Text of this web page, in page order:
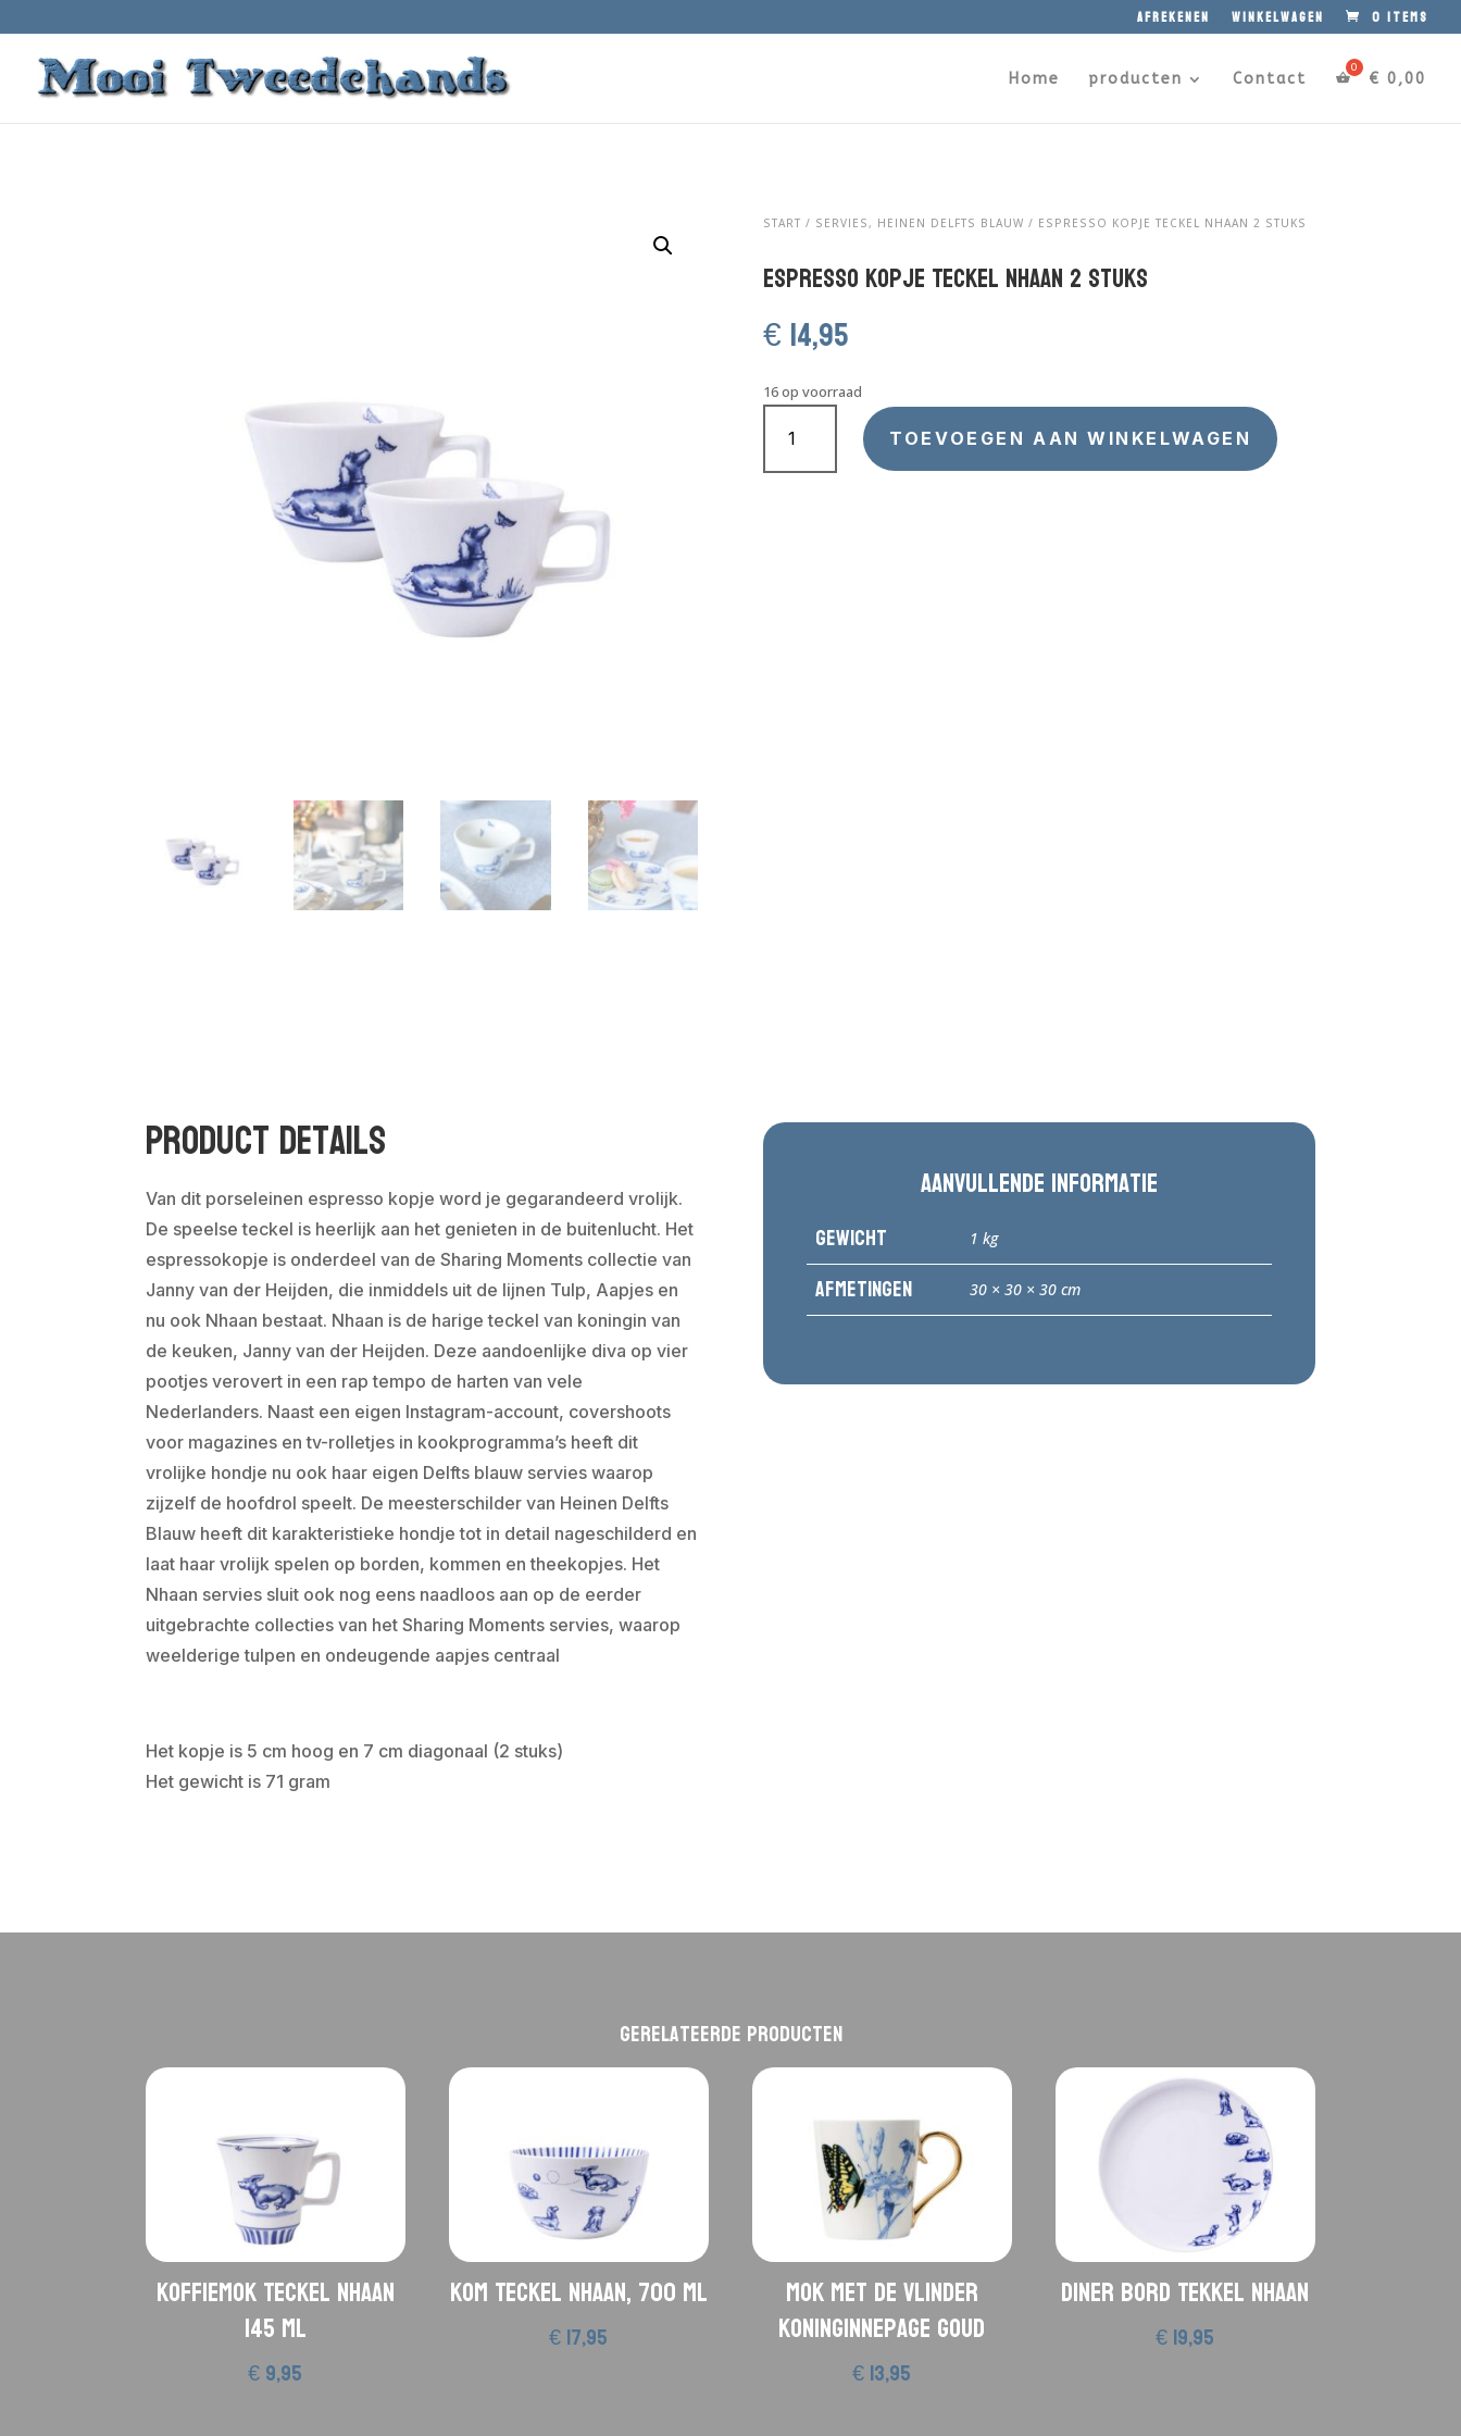
afrekenen winkelwagen 0 items
Home producten Contact € 0,00
START / SERVIES, HEINEN DELFTS BLAUW / ESPRESSO KOPJE TECKEL NHAAN 2 STUKS
Espresso kopje Teckel Nhaan 2 stuks
€14,95
16 op voorraad
Espresso
kopje
Teckel
TOEVOEGEN AAN WINKELWAGEN
Product Details
Van dit porseleinen espresso kopje word je gegarandeerd vrolijk.
De speelse teckel is heerlijk aan het genieten in de buitenlucht. Het
espressokopje is onderdeel van de Sharing Moments collectie van
Janny van der Heijden, die inmiddels uit de lijnen Tulp, Aapjes en
nu ook Nhaan bestaat. Nhaan is de harige teckel van koningin van
de keuken, Janny van der Heijden. Deze aandoenlijke diva op vier
pootjes verovert in een rap tempo de harten van vele
Nederlanders. Naast een eigen Instagram-account, covershoots
voor magazines en tv-rolletjes in kookprogramma’s heeft dit
vrolijke hondje nu ook haar eigen Delfts blauw servies waarop
zijzelf de hoofdrol speelt. De meesterschilder van Heinen Delfts
Blauw heeft dit karakteristieke hondje tot in detail nageschilderd en
laat haar vrolijk spelen op borden, kommen en theekopjes. Het
Nhaan servies sluit ook nog eens naadloos aan op de eerder
uitgebrachte collecties van het Sharing Moments servies, waarop
weelderige tulpen en ondeugende aapjes centraal
Het kopje is 5 cm hoog en 7 cm diagonaal (2 stuks)
Het gewicht is 71 gram
Aanvullende informatie
Gewicht 1 kg
Afmetingen 30 × 30 × 30 cm
Gerelateerde producten
Koffiemok Teckel Nhaan
145 ML
€9,95
Kom Teckel Nhaan, 700 ML
€17,95
Mok met de vlinder
Koninginnepage goud
€13,95
Diner bord Tekkel Nhaan
€19,95